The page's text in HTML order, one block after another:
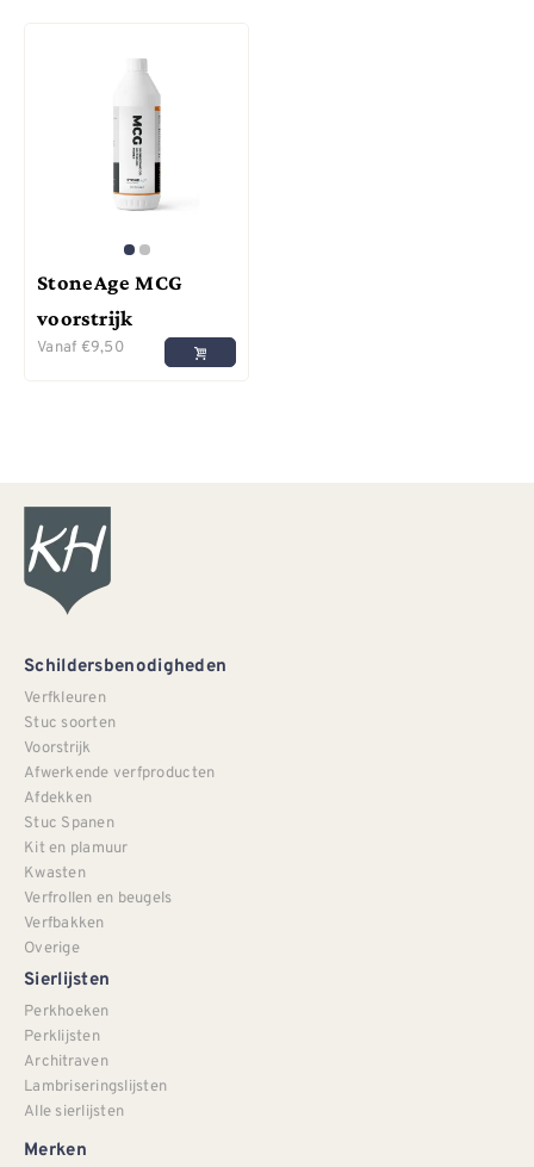
StoneAge MCG
voorstrijk
Vanaf €9,50
Schildersbenodigheden
Verfkleuren
Stuc soorten
Voorstrijk
Afwerkende verfproducten
Afdekken
Stuc Spanen
Kit en plamuur
Kwasten
Verfrollen en beugels
Verfbakken
Overige
Sierlijsten
Perkhoeken
Perklijsten
Architraven
Lambriseringslijsten
Alle sierlijsten
Merken